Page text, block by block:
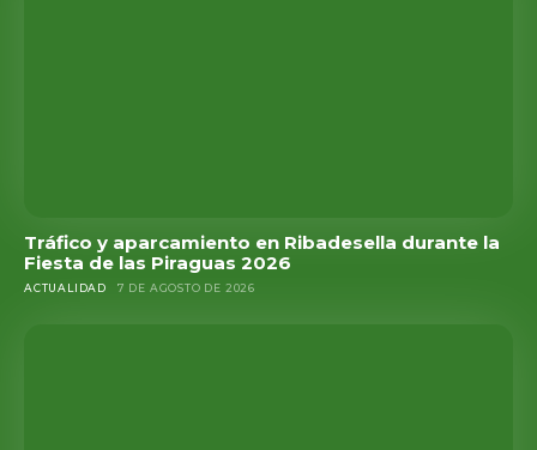
Tráfico y aparcamiento en Ribadesella durante la
Fiesta de las Piraguas 2026
ACTUALIDAD 7 DE AGOSTO DE 2026